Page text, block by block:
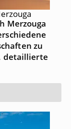
Merzouga
zu
detaillierte